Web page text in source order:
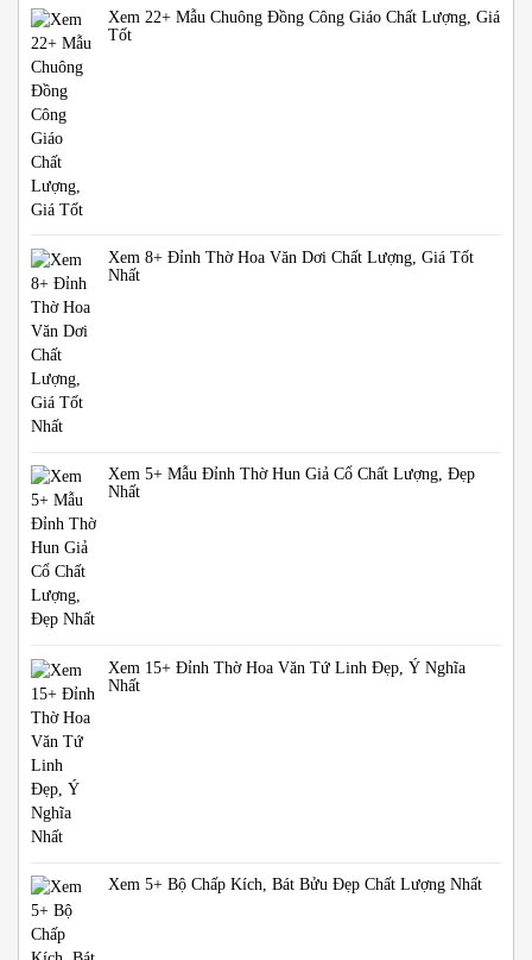
Xem 22+ Mẫu Chuông Đồng Công Giáo Chất Lượng, Giá
Tốt
Xem 8+ Đỉnh Thờ Hoa Văn Dơi Chất Lượng, Giá Tốt
Nhất
Xem 5+ Mẫu Đỉnh Thờ Hun Giả Cổ Chất Lượng, Đẹp
Nhất
Xem 15+ Đỉnh Thờ Hoa Văn Tứ Linh Đẹp, Ý Nghĩa
Nhất
Xem 5+ Bộ Chấp Kích, Bát Bửu Đẹp Chất Lượng Nhất